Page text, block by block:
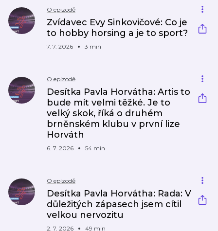
O epizodě
Zvídavec Evy Sinkovičové: Co je
to hobby horsing a je to sport?
7. 7. 2026 3 min
O epizodě
Desítka Pavla Horvátha: Artis to
bude mít velmi těžké. Je to
velký skok, říká o druhém
brněnském klubu v první lize
Horváth
6. 7. 2026 54 min
O epizodě
Desítka Pavla Horvátha: Rada: V
důležitých zápasech jsem cítil
velkou nervozitu
2. 7. 2026 49 min